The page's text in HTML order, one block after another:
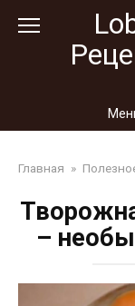
Главная »
–